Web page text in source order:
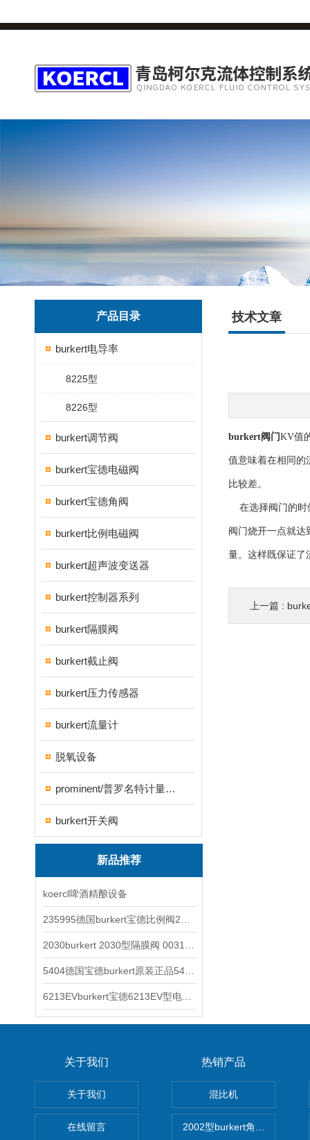
产品目录
burkert电导率
8225型
8226型
burkert调节阀
burkert宝德电磁阀
burkert宝德角阀
burkert比例电磁阀
burkert超声波变送器
burkert控制器系列
burkert隔膜阀
burkert截止阀
burkert压力传感器
burkert流量计
脱氧设备
prominent/普罗名特计量泵系列
burkert开关阀
新品推荐
koercl啤酒精酿设备
技术文章
burkert阀门KV值
值意味着在相同的
比较差。
在选择阀门的时
阀门烧开一点就达
量。这样既保证了
上一篇 :
关于我们
关于我们
在线留言
热销产品
混比机
2002型burkert角座阀